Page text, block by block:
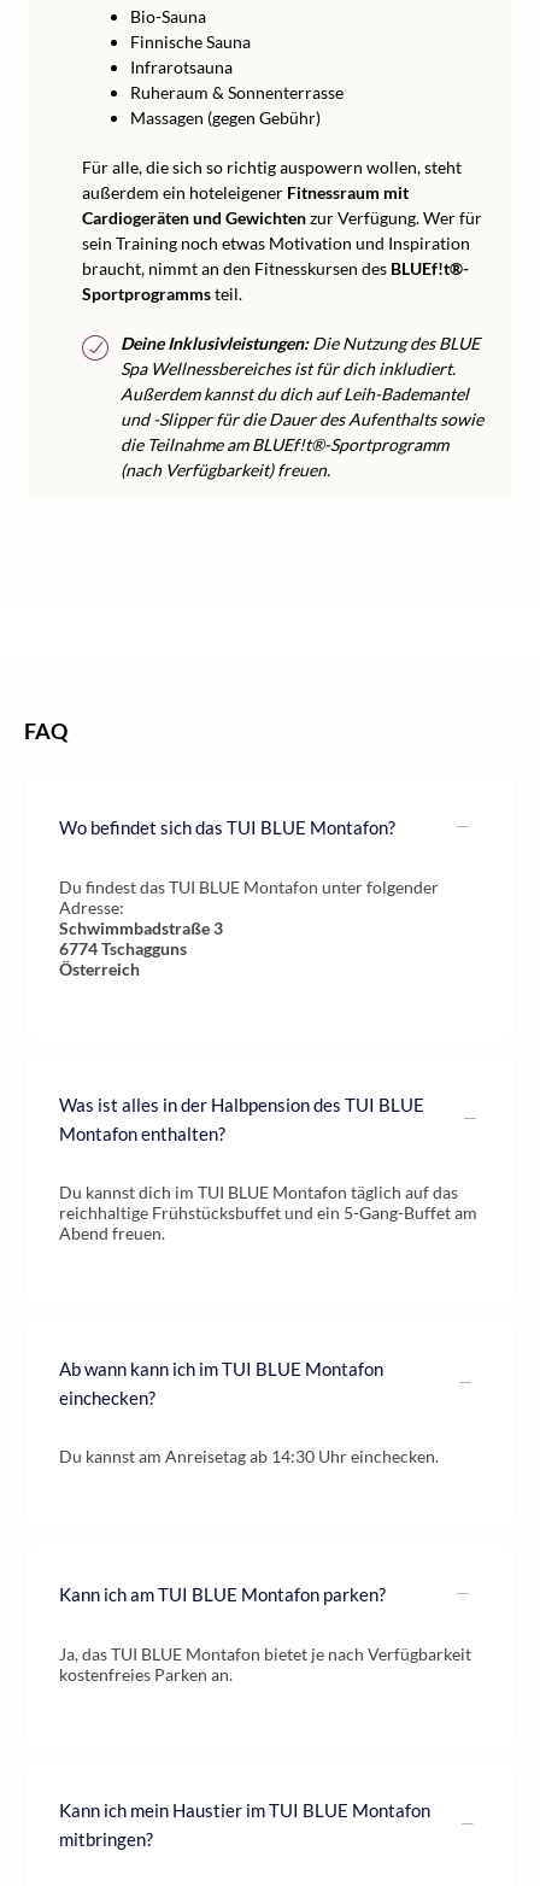
Bio-Sauna
Finnische Sauna
Infrarotsauna
Ruheraum & Sonnenterrasse
Massagen (gegen Gebühr)
Für alle, die sich so richtig auspowern wollen, steht
außerdem ein hoteleigener Fitnessraum mit
Cardiogeräten und Gewichtenzur Verfügung. Wer für
sein Training noch etwas Motivation und Inspiration
braucht, nimmt an den Fitnesskursen des BLUEf!t®-
Sportprogrammsteil.
Deine Inklusivleistungen:Die Nutzung des BLUE
Spa Wellnessbereiches ist für dich inkludiert.
Außerdem kannst du dich auf Leih-Bademantel
und -Slipper für die Dauer des Aufenthalts sowie
die Teilnahme am BLUEf!t®-Sportprogramm
(nach Verfügbarkeit) freuen.
FAQ
Wo befindet sich das TUI BLUE Montafon?
Du findest das TUI BLUE Montafon unter folgender
Adresse:
Schwimmbadstraße 3
6774Tschagguns
Österreich
Was ist alles in der Halbpension des TUI BLUE
Montafon enthalten?
Du kannst dich im TUI BLUE Montafon täglich auf das
reichhaltige Frühstücksbuffet und ein 5-Gang-Buffet am
Abend freuen.
Ab wann kann ich im TUI BLUE Montafon
einchecken?
Du kannst am Anreisetag ab 14:30 Uhr einchecken.
Kann ich am TUI BLUE Montafon parken?
Ja, das TUI BLUE Montafon bietet je nach Verfügbarkeit
kostenfreies Parken an.
Kann ich mein Haustier im TUI BLUE Montafon
mitbringen?